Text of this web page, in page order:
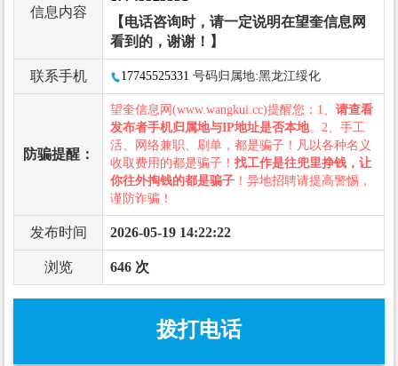
信息内容
【电话咨询时，请一定说明在望奎信息网
看到的，谢谢！】
联系手机 17745525331 号码归属地:黑龙江绥化
防骗提醒：
望奎信息网(www.wangkui.cc)提醒您：1、 请查看
发布者手机归属地与IP地址是否本地。2、手工
活、网络兼职、刷单，都是骗子！凡以各种名义
收取费用的都是骗子！ 找工作是往兜里挣钱，让
你往外掏钱的都是骗子 ！异地招聘请提高警惕，
谨防诈骗！
发布时间 2026-05-19 14:22:22
浏览 646 次
拨打电话